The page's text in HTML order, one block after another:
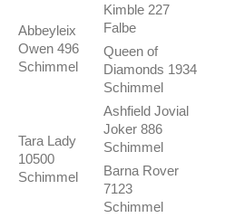
Abbeyleix
Owen 496
Schimmel
Kimble 227
Falbe
Queen of
Diamonds 1934
Schimmel
Tara Lady
10500
Schimmel
Ashfield Jovial
Joker 886
Schimmel
Barna Rover
7123
Schimmel